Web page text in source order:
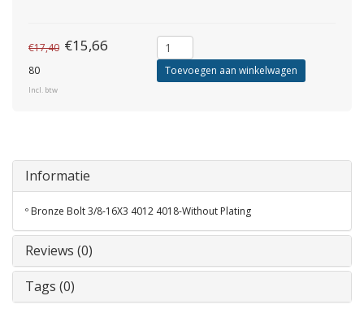
€17,40 €15,66
80
Incl. btw
Toevoegen aan winkelwagen
Informatie
º Bronze Bolt 3/8-16X3 4012 4018-Without Plating
Reviews (0)
Tags (0)